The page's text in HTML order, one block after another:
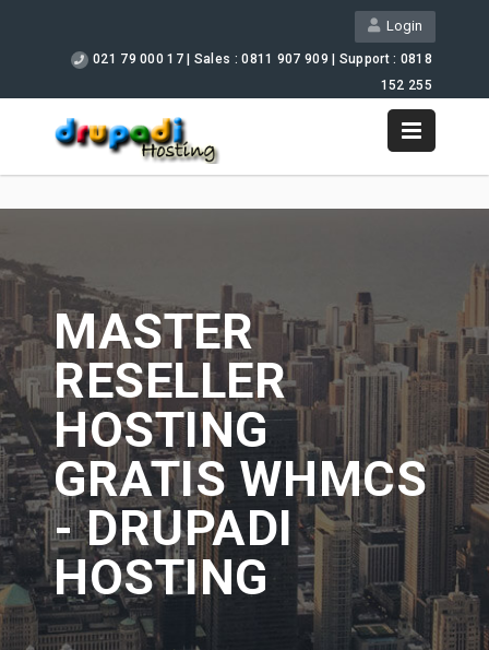
Login
021 79 000 17 | Sales : 0811 907 909 | Support : 0818
152 255
Support
MASTER
RESELLER
HOSTING
GRATIS WHMCS
- DRUPADI
HOSTING